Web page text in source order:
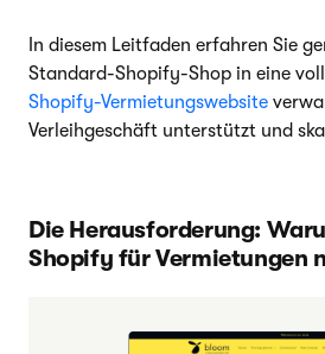
In diesem Leitfaden erfahren Sie
Standard-Shopify-Shop in eine
Shopify-Vermietungswebsite
Verleihgeschäft unterstützt und
Die Herausforderung:
Shopify für Vermietungen